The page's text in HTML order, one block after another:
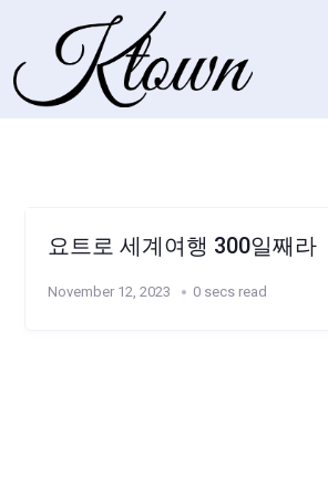
요트로 세계여행 300일째라
November 12, 2023 0 secs read